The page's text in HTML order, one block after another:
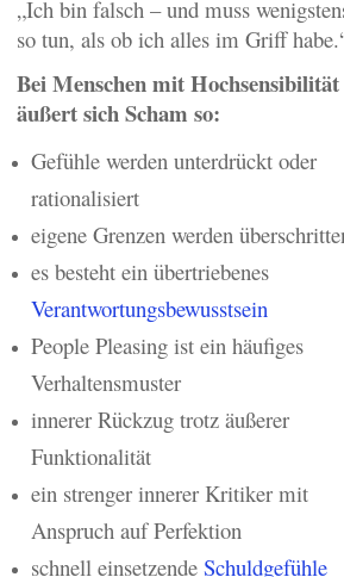
„Ich bin falsch – und muss
so tun, als ob ich alles im Griff
Bei Menschen mit Hochsensibilität
äußert sich Scham so:
Gefühle werden unterdrückt oder
rationalisiert
eigene Grenzen werden
es besteht ein übertriebenes
Verantwortungsbewusstsein
People Pleasing ist ein häufiges
Verhaltensmuster
innerer Rückzug trotz äußerer
Funktionalität
ein strenger innerer Kritiker mit
Anspruch auf Perfektion
schnell einsetzende Schuldgefühle